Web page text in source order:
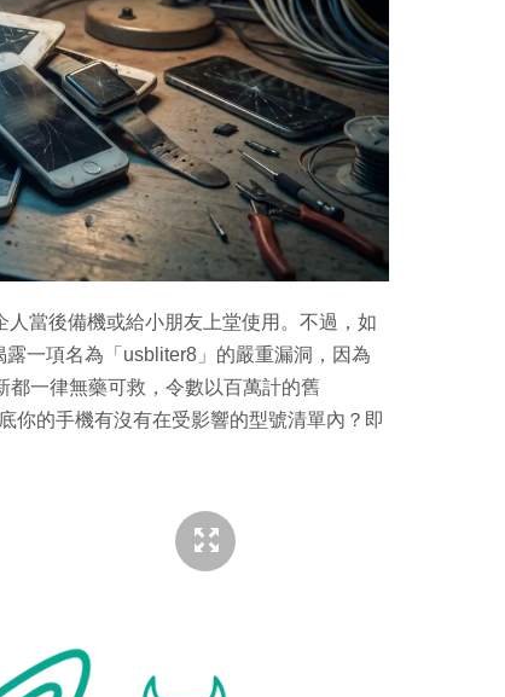
當後備機或給小朋友上堂使用。不過，如
一項名為「usbliter8」的嚴重漏洞，因為
都一律無藥可救，令數以百萬計的舊
你的手機有沒有在受影響的型號清單內？即